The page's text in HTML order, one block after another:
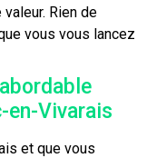
Rien de
vous vous lancez
en-Vivarais
et que vous